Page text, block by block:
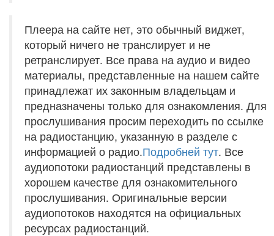
Плеера на сайте нет, это обычный виджет,
который ничего не транслирует и не
ретранслирует. Все права на аудио и видео
материалы, представленные на нашем сайте
принадлежат их законным владельцам и
предназначены только для ознакомления. Для
прослушивания просим переходить по ссылке
на радиостанцию, указанную в разделе с
информацией о радио.Подробней тут. Все
аудиопотоки радиостанций представлены в
хорошем качестве для ознакомительного
прослушивания. Оригинальные версии
аудиопотоков находятся на официальных
ресурсах радиостанций.